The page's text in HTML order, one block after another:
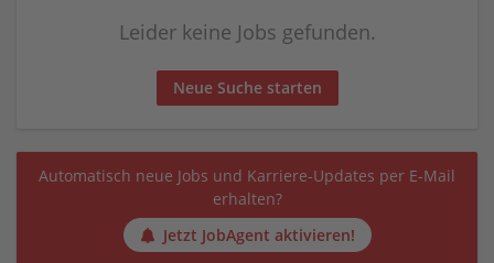
Leider keine Jobs gefunden.
Neue Suche starten
Automatisch neue Jobs und Karriere-Updates per E-Mail
erhalten?
Jetzt JobAgent aktivieren!